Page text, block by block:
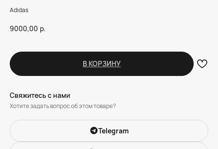
Adidas
9000,00 р.
В КОРЗИНУ
Свяжитесь с нами
Хотите задать вопрос об этом товаре?
Telegram